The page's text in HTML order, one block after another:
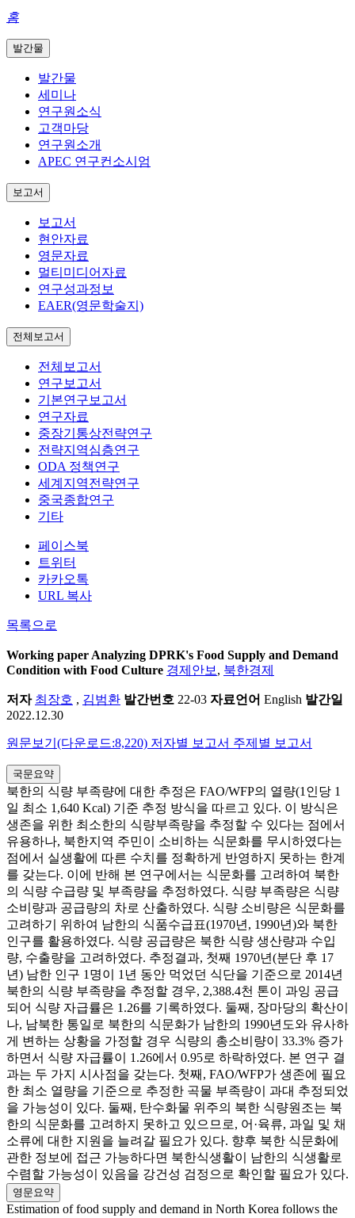
홈
발간물
발간물
세미나
연구원소식
고객마당
연구원소개
APEC 연구컨소시엄
보고서
보고서
현안자료
영문자료
멀티미디어자료
연구성과정보
EAER(영문학술지)
전체보고서
전체보고서
연구보고서
기본연구보고서
연구자료
중장기통상전략연구
전략지역심층연구
ODA 정책연구
세계지역전략연구
중국종합연구
기타
페이스북
트위터
카카오톡
URL 복사
목록으로
Working paper Analyzing DPRK's Food Supply and Demand
Condition with Food Culture 경제안보 , 북한경제
저자 최장호 , 김범환 발간번호 22-03 자료언어 English 발간일
2022.12.30
원문보기(다운로드:8,220) 저자별 보고서 주제별 보고서
국문요약
북한의 식량 부족량에 대한 추정은 FAO/WFP의 열량(1인당 1
일 최소 1,640 Kcal) 기준 추정 방식을 따르고 있다. 이 방식은
생존을 위한 최소한의 식량부족량을 추정할 수 있다는 점에서
유용하나, 북한지역 주민이 소비하는 식문화를 무시하였다는
점에서 실생활에 따른 수치를 정확하게 반영하지 못하는 한계
를 갖는다. 이에 반해 본 연구에서는 식문화를 고려하여 북한
의 식량 수급량 및 부족량을 추정하였다. 식량 부족량은 식량
소비량과 공급량의 차로 산출하였다. 식량 소비량은 식문화를
고려하기 위하여 남한의 식품수급표(1970년, 1990년)와 북한
인구를 활용하였다. 식량 공급량은 북한 식량 생산량과 수입
량, 수출량을 고려하였다. 추정결과, 첫째 1970년(분단 후 17
년) 남한 인구 1명이 1년 동안 먹었던 식단을 기준으로 2014년
북한의 식량 부족량을 추정할 경우, 2,388.4천 톤이 과잉 공급
되어 식량 자급률은 1.26를 기록하였다. 둘째, 장마당의 확산이
나, 남북한 통일로 북한의 식문화가 남한의 1990년도와 유사하
게 변하는 상황을 가정할 경우 식량의 총소비량이 33.3% 증가
하면서 식량 자급률이 1.26에서 0.95로 하락하였다. 본 연구 결
과는 두 가지 시사점을 갖는다. 첫째, FAO/WFP가 생존에 필요
한 최소 열량을 기준으로 추정한 곡물 부족량이 과대 추정되었
을 가능성이 있다. 둘째, 탄수화물 위주의 북한 식량원조는 북
한의 식문화를 고려하지 못하고 있으므로, 어·육류, 과일 및 채
소류에 대한 지원을 늘려갈 필요가 있다. 향후 북한 식문화에
관한 정보에 접근 가능하다면 북한식생활이 남한의 식생활로
수렴할 가능성이 있음을 강건성 검정으로 확인할 필요가 있다.
영문요약
Estimation of food supply and demand in North Korea follows the